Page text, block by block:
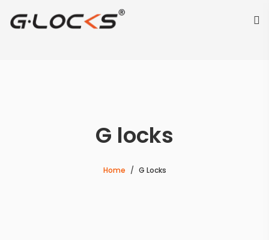
G locks
Home G Locks